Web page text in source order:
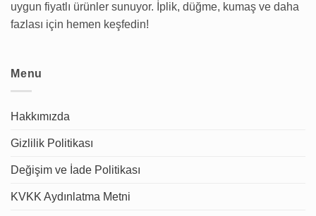
uygun fiyatlı ürünler sunuyor. İplik, düğme, kumaş ve daha
fazlası için hemen keşfedin!
Menu
Hakkımızda
Gizlilik Politikası
Değişim ve İade Politikası
KVKK Aydınlatma Metni